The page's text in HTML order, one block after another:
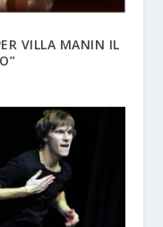
VILLA MANIN IL